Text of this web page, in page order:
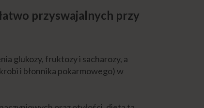
przyswajalnych przy
glukozy, fruktozy i sacharozy, a
i błonnika pokarmowego) w